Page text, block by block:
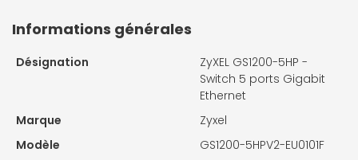
Informations générales
Désignation
ZyXEL GS1200-5HP -
Switch 5 ports Gigabit
Ethernet
Marque
Zyxel
Modèle
GS1200-5HPV2-EU0101F